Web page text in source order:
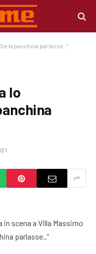
la panchina parlasse..”
lo
scena a Villa Massimo
parlasse..”